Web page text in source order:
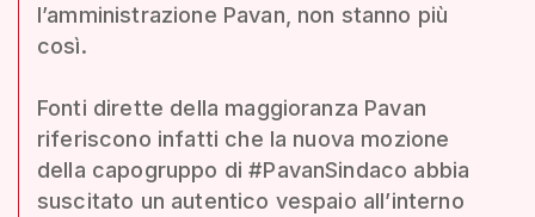
l’amministrazione Pavan, non stanno più
così.
Fonti dirette della maggioranza Pavan
riferiscono infatti che la nuova mozione
della capogruppo di #PavanSindaco abbia
suscitato un autentico vespaio all’interno